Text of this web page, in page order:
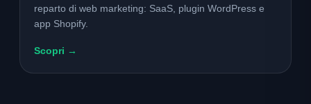
reparto di web marketing: SaaS, plugin WordPress e
app Shopify.
Scopri →